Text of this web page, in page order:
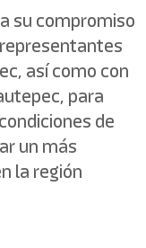
su compromiso
así como con
para
de
un más
la región